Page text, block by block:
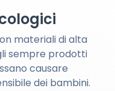
materiali di alta
sempre prodotti
causare
dei bambini.